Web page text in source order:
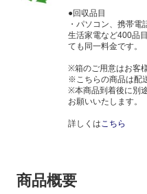
●回収品目
・パソコン、携帯電
生活家電など400品
ても同一料金です。
※箱のご用意はお客
※こちらの商品は配
※本商品到着後に別
お願いいたします。
詳しくはこちら
商品概要